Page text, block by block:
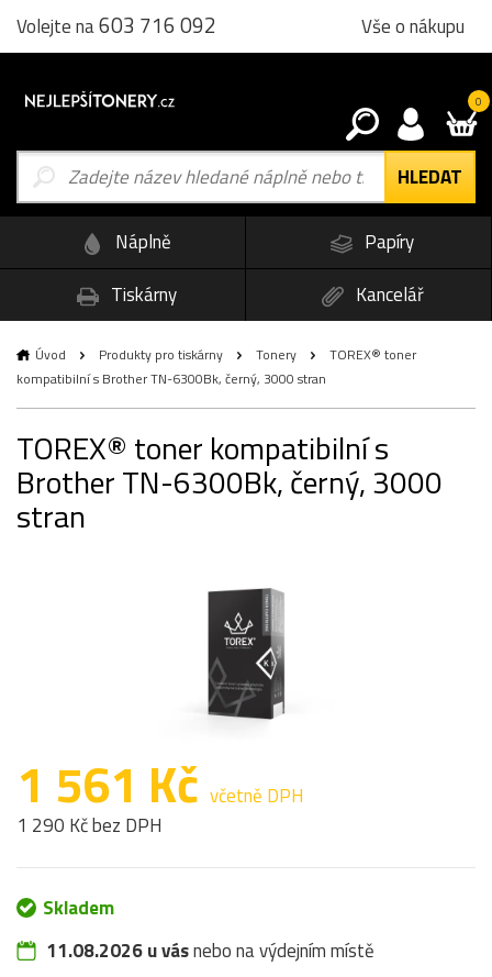
Volejte na603 716 092 Vše o nákupu
0
Náplně
Papíry
Tiskárny
Kancelář
Úvod Produkty pro tiskárny Tonery
TOREX® toner
kompatibilní s Brother TN-6300Bk, černý, 3000 stran
TOREX® toner kompatibilní s
Brother TN-6300Bk, černý, 3000
stran
1 561 Kč včetně DPH
1 290 Kč bez DPH
Skladem
11.08.2026 u vásnebo na výdejním místě